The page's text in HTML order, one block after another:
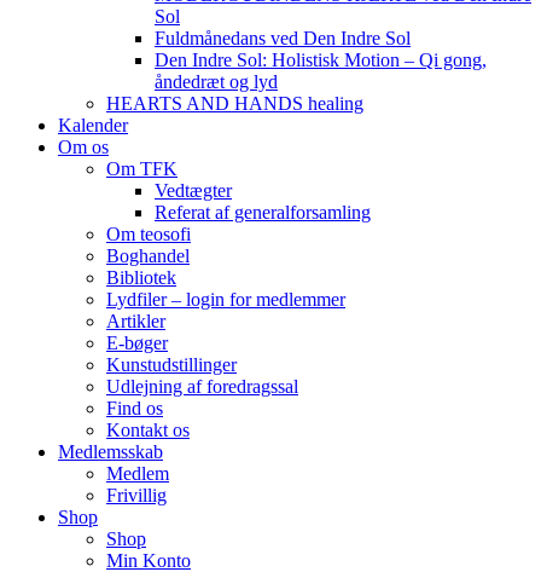
Sol
Fuldmånedans ved Den Indre Sol
Den Indre Sol: Holistisk Motion – Qi gong,
åndedræt og lyd
HEARTS AND HANDS healing
Kalender
Om os
Om TFK
Vedtægter
Referat af generalforsamling
Om teosofi
Boghandel
Bibliotek
Lydfiler – login for medlemmer
Artikler
E-bøger
Kunstudstillinger
Udlejning af foredragssal
Find os
Kontakt os
Medlemsskab
Medlem
Frivillig
Shop
Shop
Min Konto